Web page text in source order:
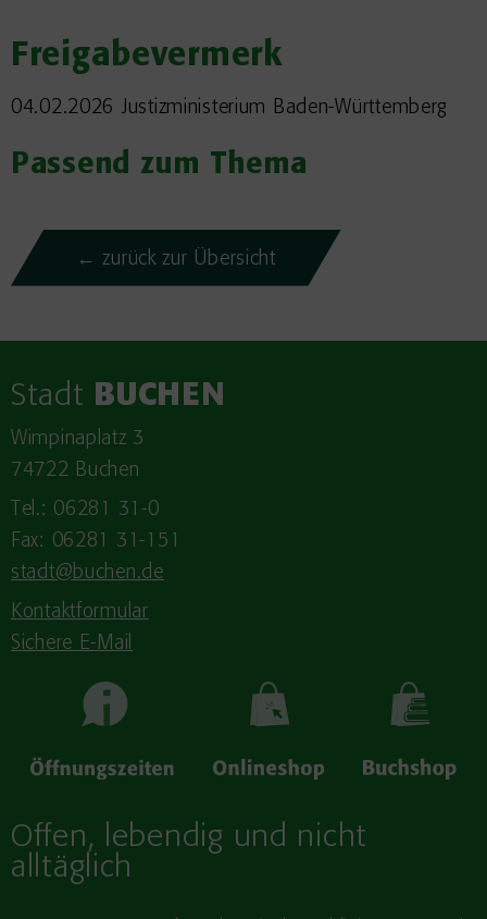
Freigabevermerk
04.02.2026 Justizministerium Baden-Württemberg
Passend zum Thema
← zurück zur Übersicht
Stadt BUCHEN
Wimpinaplatz 3
74722 Buchen
Tel.: 06281 31-0
Fax: 06281 31-151
stadt@buchen.de
Kontaktformular
Sichere E-Mail
Offen, lebendig und nicht
alltäglich